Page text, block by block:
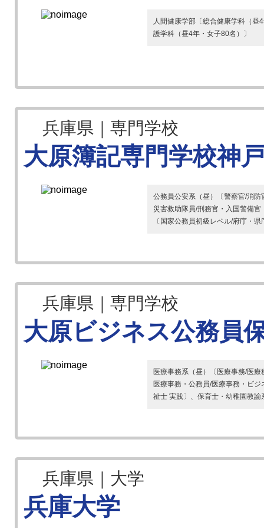
人間健康学部〔総合健康学科（
護学科（昼4年・女子80名）〕
兵庫県｜専門学校
大原簿記専門学校神
公務員公安系（昼）〔警察官/消
災害救助隊員/刑務官・入国警備
〔国家公務員初級レベル/府庁・
兵庫県｜専門学校
大原ビジネス公務員
医療事務系（昼）〔医療事務/医
医療事務・公務員/医療事務・ビ
祉士 実践〕、保育士・幼稚園教諭
兵庫県｜大学
兵庫大学